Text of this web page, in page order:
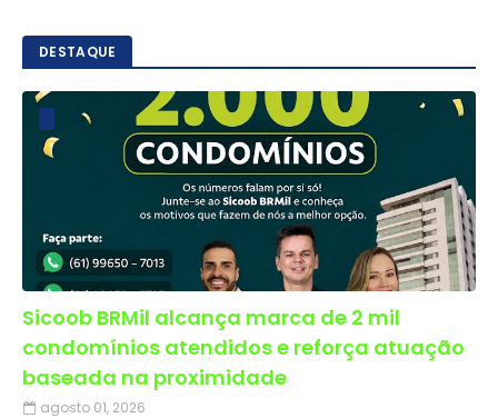
DESTAQUE
Sicoob BRMil alcança marca de 2 mil
condomínios atendidos e reforça atuação
baseada na proximidade
agosto 01, 2026